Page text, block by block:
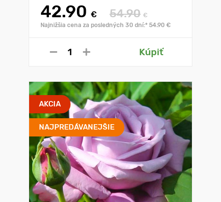
42.90 € 54.90 €
Najnižšia cena za posledných 30 dní:* 54.90 €
Kúpiť
AKCIA
NAJPREDÁVANEJŠIE